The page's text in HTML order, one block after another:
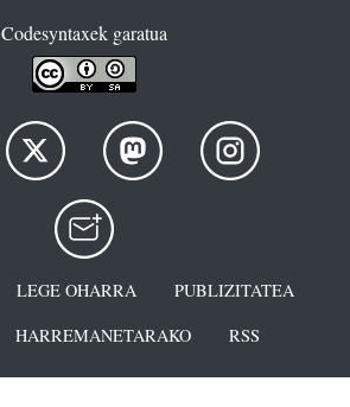
Codesyntaxek garatua
LEGE OHARRA
PUBLIZITATEA
HARREMANETARAKO RSS